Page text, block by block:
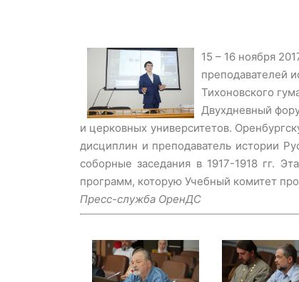
15 – 16 ноября
преподавателей
Тихоновского
Двухдневный
и церковных университетов.
дисциплин и преподаватель истории
соборные заседания в 1917-1918 гг.
программ, которую Учебный комитет
Пресс-служба ОренДС